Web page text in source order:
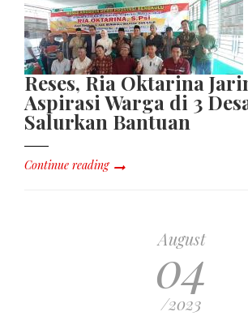
Reses, Ria Oktarina
Aspirasi Warga di 3
Salurkan Bantuan
Continue reading
August
04
/2023